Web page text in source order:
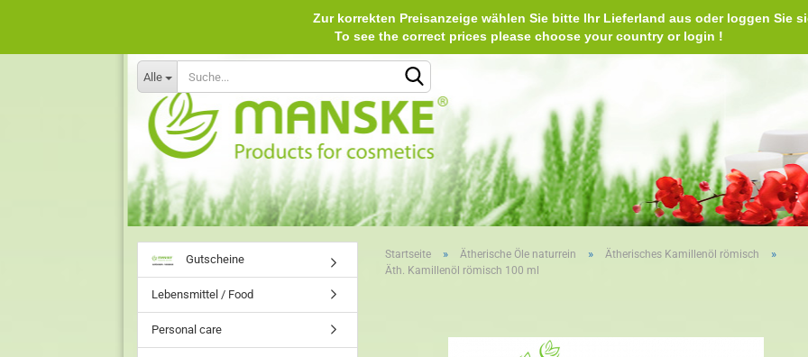
Alle
Zur korrekten Preisanzeige wählen Sie bitte Ihr Lieferland aus oder loggen Sie
To see the correct prices please choose your country or login
Startseite » Ätherische Öle naturrein » Ätherisches Kamillenöl römisch »
Äth. Kamillenöl römisch 100 ml
Gutscheine
Lebensmittel / Food
Personal care